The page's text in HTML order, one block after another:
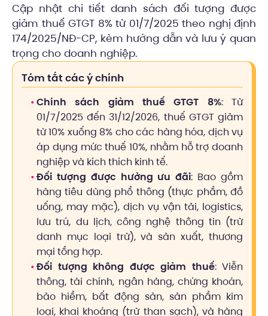
Cập nhật chi tiết danh sách đối tượng được
giảm thuế GTGT 8% từ 01/7/2025 theo nghị định
174/2025/NĐ-CP, kèm hướng dẫn và lưu ý quan
trọng cho doanh nghiệp.
Tóm tắt các ý chính
Chính sách giảm thuế GTGT 8%: Từ
01/7/2025 đến 31/12/2026, thuế GTGT giảm
từ 10% xuống 8% cho các hàng hóa, dịch vụ
áp dụng mức thuế 10%, nhằm hỗ trợ doanh
nghiệp và kích thích kinh tế.
Đối tượng được hưởng ưu đãi: Bao gồm
hàng tiêu dùng phổ thông (thực phẩm, đồ
uống, may mặc), dịch vụ vận tải, logistics,
lưu trú, du lịch, công nghệ thông tin (trừ
danh mục loại trừ), và sản xuất, thương
mại tổng hợp.
Đối tượng không được giảm thuế: Viễn
thông, tài chính, ngân hàng, chứng khoán,
bảo hiểm, bất động sản, sản phẩm kim
loại, khai khoáng (trừ than sạch), và hàng